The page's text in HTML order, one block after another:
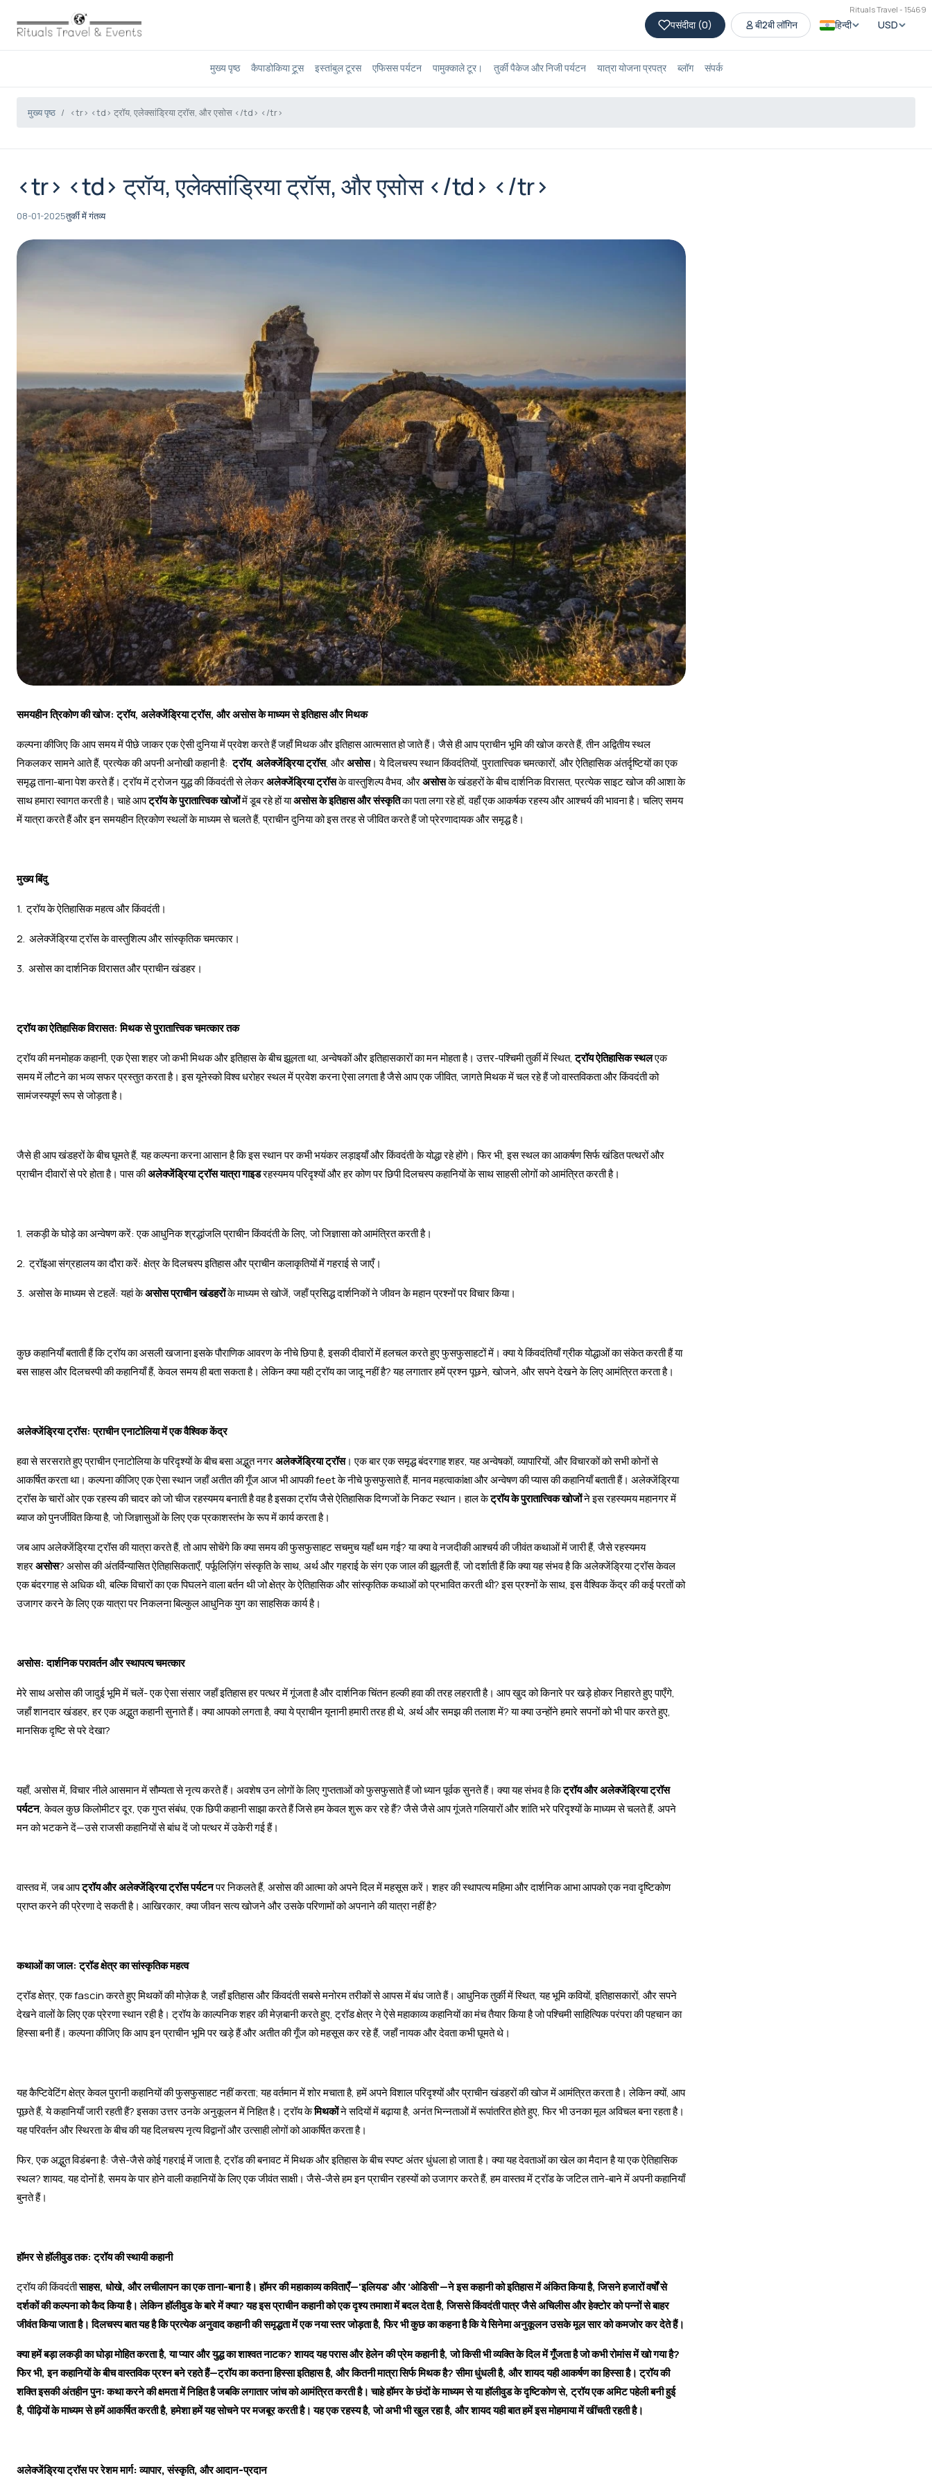
Rituals Travel - 15469
पसंदीदा (0) बी2बी लॉगिन हिन्दी USD
मुख्य पृष्ठ कैपाडोकिया टूर्‍स इस्तांबुल टूरस एफिसस पर्यटन पामुक्काले टूर। तुर्की पैकेज और निजी पर्यटन यात्रा योजना प्रपत्र ब्लॉग संपर्क
मुख्य पृष्ठ <tr> <td> ट्रॉय, एलेक्सांड्रिया ट्रॉस, और एसोस </td> </tr>
<tr> <td> ट्रॉय, एलेक्सांड्रिया ट्रॉस, और एसोस </td> </tr>
08-01-2025तुर्की में गंतव्य
समयहीन त्रिकोण की खोज: ट्रॉय, अलेक्जेंड्रिया ट्रॉस, और असोस के माध्यम से इतिहास और मिथक
कल्पना कीजिए कि आप समय में पीछे जाकर एक ऐसी दुनिया में प्रवेश करते हैं जहाँ मिथक और इतिहास आत्मसात हो जाते हैं। जैसे ही आप प्राचीन भूमि की खोज करते हैं, तीन अद्वितीय स्थल
निकलकर सामने आते हैं, प्रत्येक की अपनी अनोखी कहानी है:ट्रॉय, अलेक्जेंड्रिया ट्रॉस, औरअसोस। ये दिलचस्प स्थान किंवदंतियों, पुरातात्त्विक चमत्कारों, और ऐतिहासिक अंतर्दृष्टियों का एक
समृद्ध ताना-बाना पेश करते हैं। ट्रॉय में ट्रोजन युद्ध की किंवदंती से लेकरअलेक्जेंड्रिया ट्रॉसके वास्तुशिल्प वैभव, औरअसोसके खंडहरों के बीच दार्शनिक विरासत, प्रत्येक साइट खोज की आशा के
साथ हमारा स्वागत करती है। चाहे आपट्रॉय के पुरातात्त्विक खोजोंमें डूब रहे हों याअसोस के इतिहास और संस्कृतिका पता लगा रहे हों, वहाँ एक आकर्षक रहस्य और आश्चर्य की भावना है। चलिए समय
में यात्रा करते हैं और इन समयहीन त्रिकोण स्थलों के माध्यम से चलते हैं, प्राचीन दुनिया को इस तरह से जीवित करते हैं जो प्रेरणादायक और समृद्ध है।
मुख्य बिंदु
1. ट्रॉय के ऐतिहासिक महत्व और किंवदंती।
2. अलेक्जेंड्रिया ट्रॉस के वास्तुशिल्प और सांस्कृतिक चमत्कार।
3. असोस का दार्शनिक विरासत और प्राचीन खंडहर।
ट्रॉय का ऐतिहासिक विरासत: मिथक से पुरातात्त्विक चमत्कार तक
ट्रॉय की मनमोहक कहानी, एक ऐसा शहर जो कभी मिथक और इतिहास के बीच झूलता था, अन्वेषकों और इतिहासकारों का मन मोहता है। उत्तर-पश्चिमी तुर्की में स्थित,ट्रॉय ऐतिहासिक स्थलएक
समय में लौटने का भव्य सफर प्रस्तुत करता है। इस यूनेस्को विश्व धरोहर स्थल में प्रवेश करना ऐसा लगता है जैसे आप एक जीवित, जागते मिथक में चल रहे हैं जो वास्तविकता और किंवदंती को
सामंजस्यपूर्ण रूप से जोड़ता है।
जैसे ही आप खंडहरों के बीच घूमते हैं, यह कल्पना करना आसान है कि इस स्थान पर कभी भयंकर लड़ाइयाँ और किंवदंती के योद्धा रहे होंगे। फिर भी, इस स्थल का आकर्षण सिर्फ खंडित पत्थरों और
प्राचीन दीवारों से परे होता है। पास कीअलेक्जेंड्रिया ट्रॉस यात्रा गाइडरहस्यमय परिदृश्यों और हर कोण पर छिपी दिलचस्प कहानियों के साथ साहसी लोगों को आमंत्रित करती है।
1. लकड़ी के घोड़े का अन्वेषण करें: एक आधुनिक श्रद्धांजलि प्राचीन किंवदंती के लिए, जो जिज्ञासा को आमंत्रित करती है।
2. ट्रॉइआ संग्रहालय का दौरा करें: क्षेत्र के दिलचस्प इतिहास और प्राचीन कलाकृतियों में गहराई से जाएँ।
3. असोस के माध्यम से टहलें: यहां केअसोस प्राचीन खंडहरोंके माध्यम से खोजें, जहाँ प्रसिद्ध दार्शनिकों ने जीवन के महान प्रश्नों पर विचार किया।
कुछ कहानियाँ बताती हैं कि ट्रॉय का असली खजाना इसके पौराणिक आवरण के नीचे छिपा है, इसकी दीवारों में हलचल करते हुए फुसफुसाहटों में। क्या ये किंवदंतियाँ ग्रीक योद्धाओं का संकेत करती हैं या
बस साहस और दिलचस्पी की कहानियाँ हैं, केवल समय ही बता सकता है। लेकिन क्या यही ट्रॉय का जादू नहीं है? यह लगातार हमें प्रश्न पूछने, खोजने, और सपने देखने के लिए आमंत्रित करता है।
अलेक्जेंड्रिया ट्रॉस: प्राचीन एनाटोलिया में एक वैश्विक केंद्र
हवा से सरसराते हुए प्राचीन एनाटोलिया के परिदृश्यों के बीच बसा अद्भुत नगरअलेक्जेंड्रिया ट्रॉस। एक बार एक समृद्ध बंदरगाह शहर, यह अन्वेषकों, व्यापारियों, और विचारकों को सभी कोनों से
आकर्षित करता था। कल्पना कीजिए एक ऐसा स्थान जहाँ अतीत की गूँज आज भी आपकी feet के नीचे फुसफुसाते हैं, मानव महत्वाकांक्षा और अन्वेषण की प्यास की कहानियाँ बताती हैं। अलेक्जेंड्रिया
ट्रॉस के चारों ओर एक रहस्य की चादर को जो चीज रहस्यमय बनाती है वह है इसका ट्रॉय जैसे ऐतिहासिक दिग्गजों के निकट स्थान। हाल केट्रॉय के पुरातात्त्विक खोजोंने इस रहस्यमय महानगर में
ब्याज को पुनर्जीवित किया है, जो जिज्ञासुओं के लिए एक प्रकाशस्तंभ के रूप में कार्य करता है।
जब आप अलेक्जेंड्रिया ट्रॉस की यात्रा करते हैं, तो आप सोचेंगे कि क्या समय की फुसफुसाहट सचमुच यहाँ थम गई? या क्या वे नजदीकी आश्चर्य की जीवंत कथाओं में जारी हैं, जैसे रहस्यमय
शहरअसोस? असोस की अंतर्विन्यासित ऐतिहासिकताएँ, पर्फूलिज़िंग संस्कृति के साथ, अर्थ और गहराई के संग एक जाल की झूलती हैं, जो दर्शाती हैं कि क्या यह संभव है कि अलेक्जेंड्रिया ट्रॉस केवल
एक बंदरगाह से अधिक थी, बल्कि विचारों का एक पिघलने वाला बर्तन थी जो क्षेत्र के ऐतिहासिक और सांस्कृतिक कथाओं को प्रभावित करती थी? इस प्रश्नों के साथ, इस वैश्विक केंद्र की कई परतों को
उजागर करने के लिए एक यात्रा पर निकलना बिल्कुल आधुनिक युग का साहसिक कार्य है।
असोस: दार्शनिक परावर्तन और स्थापत्य चमत्कार
मेरे साथ असोस की जादुई भूमि में चलें- एक ऐसा संसार जहाँ इतिहास हर पत्थर में गूंजता है और दार्शनिक चिंतन हल्की हवा की तरह लहराती है। आप खुद को किनारे पर खड़े होकर निहारते हुए पाएँगे,
जहाँ शानदार खंडहर, हर एक अद्भुत कहानी सुनाते हैं। क्या आपको लगता है, क्या ये प्राचीन यूनानी हमारी तरह ही थे, अर्थ और समझ की तलाश में? या क्या उन्होंने हमारे सपनों को भी पार करते हुए,
मानसिक दृष्टि से परे देखा?
यहाँ, असोस में, विचार नीले आसमान में सौम्यता से नृत्य करते हैं। अवशेष उन लोगों के लिए गुप्तताओं को फुसफुसाते हैं जो ध्यान पूर्वक सुनते हैं। क्या यह संभव है किट्रॉय और अलेक्जेंड्रिया ट्रॉस
पर्यटन, केवल कुछ किलोमीटर दूर, एक गुप्त संबंध, एक छिपी कहानी साझा करते हैं जिसे हम केवल शुरू कर रहे हैं? जैसे जैसे आप गूंजते गलियारों और शांति भरे परिदृश्यों के माध्यम से चलते हैं, अपने
मन को भटकने दें—उसे राजसी कहानियों से बांध दें जो पत्थर में उकेरी गई हैं।
वास्तव में, जब आपट्रॉय और अलेक्जेंड्रिया ट्रॉस पर्यटनपर निकलते हैं, असोस की आत्मा को अपने दिल में महसूस करें। शहर की स्थापत्य महिमा और दार्शनिक आभा आपको एक नवा दृष्टिकोण
प्राप्त करने की प्रेरणा दे सकती है। आखिरकार, क्या जीवन सत्य खोजने और उसके परिणामों को अपनाने की यात्रा नहीं है?
कथाओं का जाल: ट्रॉड क्षेत्र का सांस्कृतिक महत्व
ट्रॉड क्षेत्र, एक fascin करते हुए मिथकों की मोज़ेक है, जहाँ इतिहास और किंवदंती सबसे मनोरम तरीकों से आपस में बंध जाते हैं। आधुनिक तुर्की में स्थित, यह भूमि कवियों, इतिहासकारों, और सपने
देखने वालों के लिए एक प्रेरणा स्थान रही है। ट्रॉय के काल्पनिक शहर की मेज़बानी करते हुए, ट्रॉड क्षेत्र ने ऐसे महाकाव्य कहानियों का मंच तैयार किया है जो पश्चिमी साहित्यिक परंपरा की पहचान का
हिस्सा बनी हैं। कल्पना कीजिए कि आप इन प्राचीन भूमि पर खड़े हैं और अतीत की गूँज को महसूस कर रहे हैं, जहाँ नायक और देवता कभी घूमते थे।
यह कैप्टिवेटिंग क्षेत्र केवल पुरानी कहानियों की फुसफुसाहट नहीं करता; यह वर्तमान में शोर मचाता है, हमें अपने विशाल परिदृश्यों और प्राचीन खंडहरों की खोज में आमंत्रित करता है। लेकिन क्यों, आप
पूछते हैं, ये कहानियाँ जारी रहती हैं? इसका उत्तर उनके अनुकूलन में निहित है। ट्रॉय केमिथकोंने सदियों में बढ़ाया है, अनंत भिन्नताओं में रूपांतरित होते हुए, फिर भी उनका मूल अविचल बना रहता है।
यह परिवर्तन और स्थिरता के बीच की यह दिलचस्प नृत्य विद्वानों और उत्साही लोगों को आकर्षित करता है।
फिर, एक अद्भुत विडंबना है: जैसे-जैसे कोई गहराई में जाता है, ट्रॉड की बनावट में मिथक और इतिहास के बीच स्पष्ट अंतर धुंधला हो जाता है। क्या यह देवताओं का खेल का मैदान है या एक ऐतिहासिक
स्थल? शायद, यह दोनों है, समय के पार होने वाली कहानियों के लिए एक जीवंत साक्षी। जैसे-जैसे हम इन प्राचीन रहस्यों को उजागर करते हैं, हम वास्तव में ट्रॉड के जटिल ताने-बाने में अपनी कहानियाँ
बुनते हैं।
हॉमर से हॉलीवुड तक: ट्रॉय की स्थायी कहानी
ट्रॉय की किंवदंतीसाहस, धोखे, और लचीलापन का एक ताना-बाना है। हॉमर की महाकाव्य कविताएँ—'इलियड' और 'ओडिसी'—ने इस कहानी को इतिहास में अंकित किया है, जिसने हजारों वर्षों से
दर्शकों की कल्पना को कैद किया है। लेकिनहॉलीवुडके बारे में क्या? यह इस प्राचीन कहानी को एक दृश्य तमाशा में बदल देता है, जिससे किंवदंती पात्र जैसे अचिलीस और हेक्टोर को पन्नों से बाहर
जीवंत किया जाता है। दिलचस्प बात यह है कि प्रत्येक अनुवाद कहानी की समृद्धता में एक नया स्तर जोड़ता है, फिर भी कुछ का कहना है कि ये सिनेमा अनुकूलन उसके मूल सार को कमजोर कर देते हैं।
क्या हमें बड़ा लकड़ी का घोड़ा मोहित करता है, या प्यार और युद्ध का शाश्वत नाटक? शायद यह परास और हेलेन की प्रेम कहानी है, जो किसी भी व्यक्ति के दिल में गूँजता है जो कभी रोमांस में खो गया है?
फिर भी, इन कहानियों के बीच वास्तविक प्रश्न बने रहते हैं—ट्रॉय का कतना हिस्सा इतिहास है, और कितनी मात्रा सिर्फ मिथक है? सीमा धुंधली है, और शायद यहीआकर्षणका हिस्सा है। ट्रॉय की
शक्ति इसकी अंतहीन पुनः कथा करने की क्षमता में निहित है जबकि लगातार जांच को आमंत्रित करती है। चाहे हॉमर के छंदों के माध्यम से या हॉलीवुड के दृष्टिकोण से, ट्रॉय एक अमिट पहेली बनी हुई
है, पीढ़ियों के माध्यम से हमें आकर्षित करती है, हमेशा हमें यह सोचने पर मजबूर करती है। यह एक रहस्य है, जो अभी भी खुल रहा है, और शायद यही बात हमें इस मोहमाया में खींचती रहती है।
अलेक्जेंड्रिया ट्रॉस पर रेशम मार्ग: व्यापार, संस्कृति, और आदान-प्रदान